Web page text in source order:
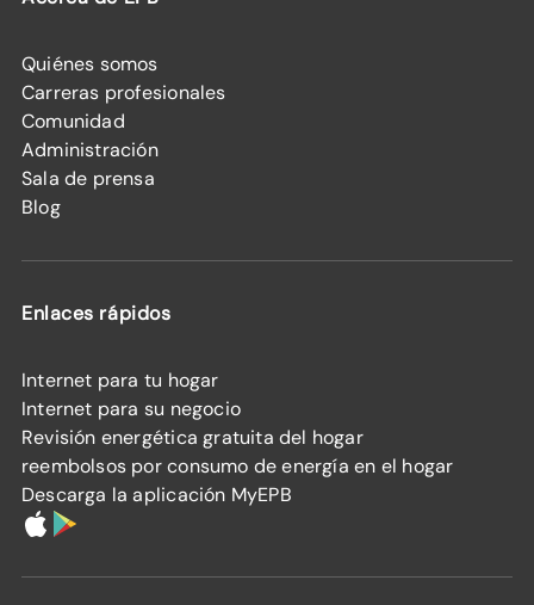
Quiénes somos
Carreras profesionales
Comunidad
Administración
Sala de prensa
Blog
Enlaces rápidos
Internet para tu hogar
Internet para su negocio
Revisión energética gratuita del hogar
reembolsos por consumo de energía en el hogar
Descarga la aplicación MyEPB